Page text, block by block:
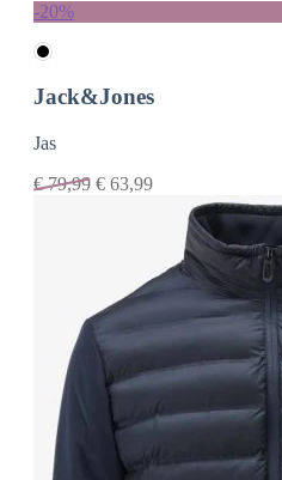
-20%
Jack&Jones
Jas
€79,99 € 63,99